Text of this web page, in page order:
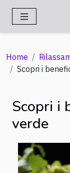
Home
Scopri i
Scopri i
verde